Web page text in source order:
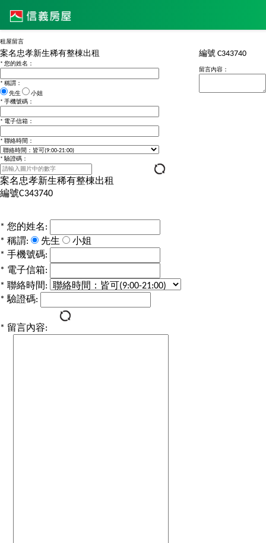
租屋留言
案名忠孝新生稀有整棟出租 編號 C343740
* 您的姓名：
* 稱謂：
先生
小姐
* 手機號碼：
* 電子信箱：
* 聯絡時間：
* 驗證碼：
留言內容：
案名忠孝新生稀有整棟出租
編號C343740
* 您的姓名:
* 稱謂: 先生
小姐
* 手機號碼:
* 電子信箱:
* 聯絡時間:
* 驗證碼:
* 留言內容: